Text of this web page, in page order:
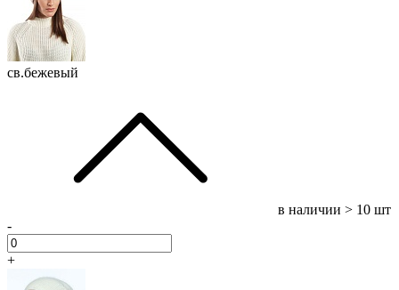
св.бежевый
в наличии > 10 шт
-
+